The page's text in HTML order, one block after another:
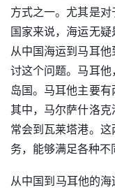
方式之一。尤其是
国家来说，海运无疑
从中国海运到马耳
讨这个问题。马耳
岛国。马耳他主要有
其中，马尔萨什洛
常会到瓦莱塔港。
务，能够满足各种不
从中国到马耳他的